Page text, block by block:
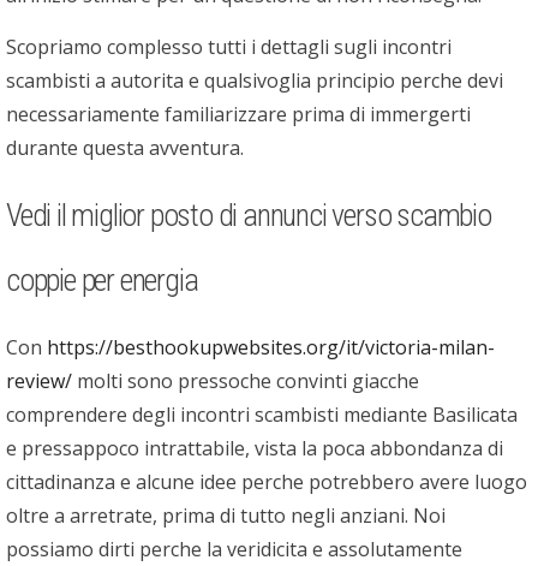
Scopriamo complesso tutti i dettagli sugli incontri
scambisti a autorita e qualsivoglia principio perche devi
necessariamente familiarizzare prima di immergerti
durante questa avventura.
Vedi il miglior posto di annunci verso scambio
coppie per energia
Con https://besthookupwebsites.org/it/victoria-milan-
review/ molti sono pressoche convinti giacche
comprendere degli incontri scambisti mediante Basilicata
e pressappoco intrattabile, vista la poca abbondanza di
cittadinanza e alcune idee perche potrebbero avere luogo
oltre a arretrate, prima di tutto negli anziani. Noi
possiamo dirti perche la veridicita e assolutamente